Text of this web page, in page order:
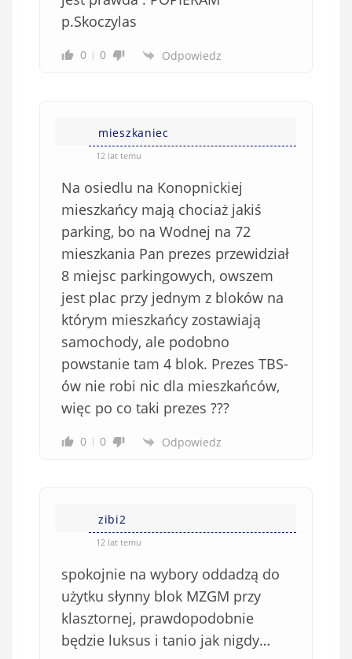
p.Skoczylas
0 0 Odpowiedz
mieszkaniec
12 lat temu
Na osiedlu na Konopnickiej
mieszkańcy mają chociaż jakiś
parking, bo na Wodnej na 72
mieszkania Pan prezes przewidział
8 miejsc parkingowych, owszem
jest plac przy jednym z bloków na
którym mieszkańcy zostawiają
samochody, ale podobno
powstanie tam 4 blok. Prezes TBS-
ów nie robi nic dla mieszkańców,
więc po co taki prezes ???
0 0 Odpowiedz
zibi2
12 lat temu
spokojnie na wybory oddadzą do
użytku słynny blok MZGM przy
klasztornej, prawdopodobnie
będzie luksus i tanio jak nigdy…